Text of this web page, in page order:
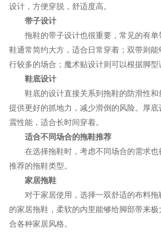
设计，方便穿脱，舒适度高。
带子设计
拖鞋的带子设计也很重要，常见的有
鞋通常简约大方，适合日常穿着；双带则
行较多的场合；魔术贴设计则可以根据脚型
鞋底设计
鞋底的设计直接关系到拖鞋的防滑性
提供更好的抓地力，减少滑倒的风险。厚
震性能，适合长时间穿着。
适合不同场合的拖鞋推荐
在选择拖鞋时，考虑不同场合的需求
推荐的拖鞋类型。
家居拖鞋
对于家居使用，选择一双舒适的布料
的家居拖鞋，柔软的内里能够给脚部带来
合各种家居风格。